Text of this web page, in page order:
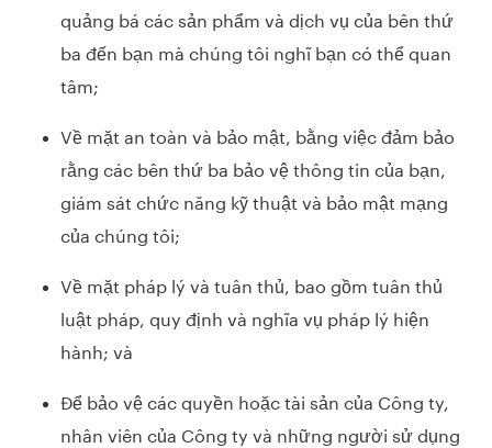
quảng bá các sản phẩm và dịch vụ của bên thứ
ba đến bạn mà chúng tôi nghĩ bạn có thể quan
tâm;
Về mặt an toàn và bảo mật, bằng việc đảm bảo
rằng các bên thứ ba bảo vệ thông tin của bạn,
giám sát chức năng kỹ thuật và bảo mật mạng
của chúng tôi;
Về mặt pháp lý và tuân thủ, bao gồm tuân thủ
luật pháp, quy định và nghĩa vụ pháp lý hiện
hành; và
Để bảo vệ các quyền hoặc tài sản của Công ty,
nhân viên của Công ty và những người sử dụng